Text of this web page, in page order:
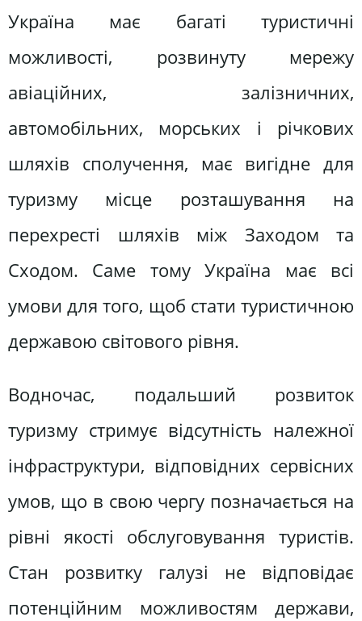
Україна має багаті туристичні
можливості, розвинуту мережу
авіаційних, залізничних,
автомобільних, морських і річкових
шляхів сполучення, має вигідне для
туризму місце розташування на
перехресті шляхів між Заходом та
Сходом. Саме тому Україна має всі
умови для того, щоб стати туристичною
державою світового рівня.
Водночас, подальший розвиток
туризму стримує відсутність належної
інфраструктури, відповідних сервісних
умов, що в свою чергу позначається на
рівні якості обслуговування туристів.
Стан розвитку галузі не відповідає
потенційним можливостям держави,